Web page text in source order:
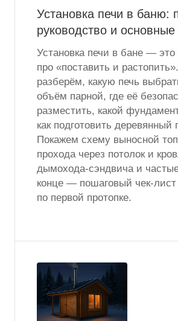
Установка печи в баню:
руководство и
Установка печи в бане — это
про «поставить и
разберём, какую печь
объём парной, где её
разместить, какой
как подготовить деревянный
Покажем схему выносной
прохода через потолок и
дымохода-сэндвича и
конце — пошаговый чек-лист
по первой протопке.